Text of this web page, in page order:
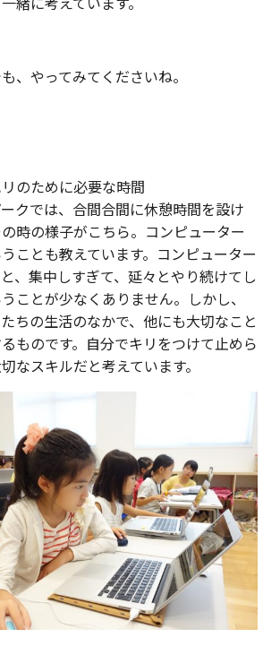
、やってみてくださいね。
のために必要な時間
クでは、合間合間に休憩時間を設け
時の様子がこちら。コンピューター
ことも教えています。コンピューター
、集中しすぎて、延々とやり続けてし
ことが少なくありません。しかし、
ちの生活のなかで、他にも大切なこと
ものです。自分でキリをつけて止めら
なスキルだと考えています。